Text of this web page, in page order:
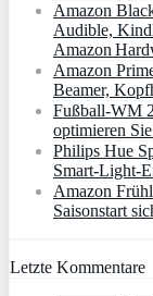
Amazon
Audible,
Amazon
Amazon
Beamer,
Fußball-WM
optimieren
Philips Hue
Amazon
Saisonstart
Letzte Kommentare